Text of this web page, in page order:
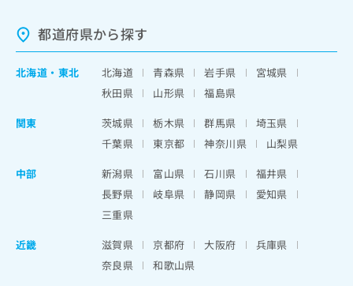
都道府県から探す
北海道 ・ 東北 北海道 青森県 岩手県
宮城県
秋田県
山形県
福島県
関東
茨城県 栃木県 群馬県
埼玉県
千葉県
東京都 神奈川県
山梨県
中部
新潟県 富山県 石川県
福井県
長野県
岐阜県 静岡県
愛知県
三重県
近畿
滋賀県 京都府 大阪府
兵庫県
奈良県
和歌山県